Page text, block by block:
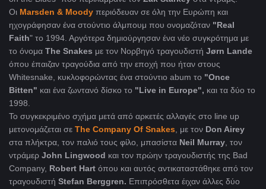
Οι Marsden & Moody περιόδευαν σε όλη την Ευρώπη και
ηχογράφησαν ένα στούντιο άλμπουμ που ονομαζόταν "Real
Faith" το 1994. Αργότερα δημιούργησαν ένα νέο συγκρότημα με
το όνομα The Snakes με τον Νορβηγό τραγουδιστή Jørn Lande
όπου έπαιζαν τραγούδια από την εποχή που ήταν στους
Whitesnake, κυκλοφορώντας ένα στούντιο abum το "Once
Bitten" και ένα ζωντανό δίσκο το "Live in Europe", και τα δύο το
1998.
Το συγκεκριμένο σχήμα μετά από αρκετές αλλαγές στο line up
μετονομάζεται σε The Company Of Snakes, με τον Don Airey
στα πλήκτρα, τον παλιό τους φίλο, μπασίστα Neil Murray, τον
ντράμερ John Lingwood και τον πρώην τραγουδιστής της Bad
Company, Robert Hart όπου και αυτός αντικαταστάθηκε από τον
τραγουδιστή Stefan Berggren. Eπιπρόσθετα έιχαν άλλες δύο